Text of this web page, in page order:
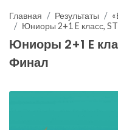
Главная Результаты
Юниоры 2+1 E класс,
Юниоры 2+1 E
Финал